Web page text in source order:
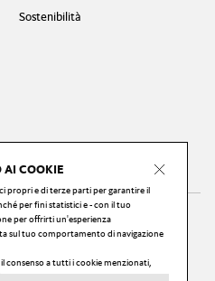
AI COOKIE
propri e di terze parti per garantire il
per fini statistici e - con il tuo
per offrirti un'esperienza
sul tuo comportamento di navigazione
consenso a tutti i cookie menzionati,
configurare le tue scelte, o cliccare sul
Sostenibilità